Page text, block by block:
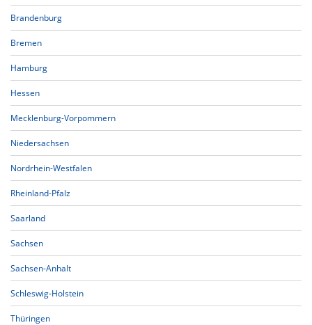
Brandenburg
Bremen
Hamburg
Hessen
Mecklenburg-Vorpommern
Niedersachsen
Nordrhein-Westfalen
Rheinland-Pfalz
Saarland
Sachsen
Sachsen-Anhalt
Schleswig-Holstein
Thüringen